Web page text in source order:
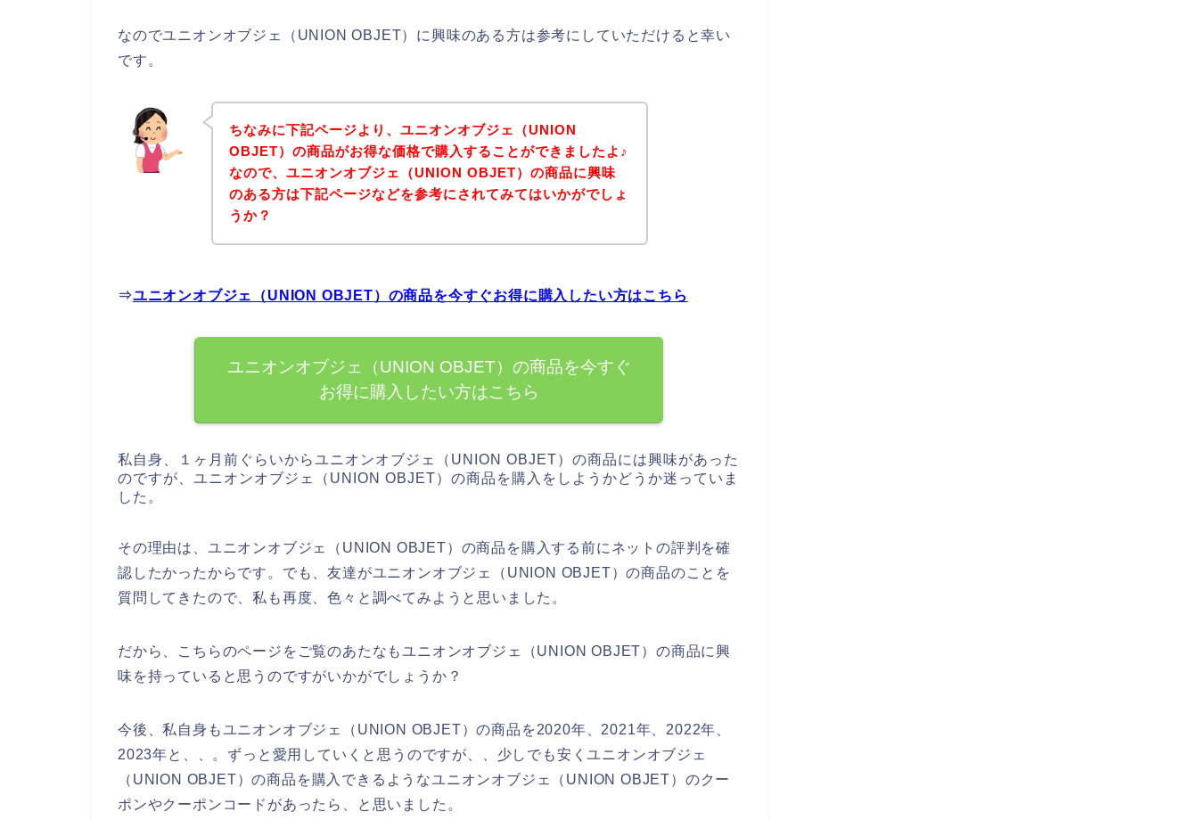
なのでユニオンオブジェ（UNION OBJET）に興味のある方は参考にしていただけると幸い
です。
ちなみに下記ページより、ユニオンオブジェ（UNION
OBJET）の商品がお得な価格で購入することができましたよ♪
なので、ユニオンオブジェ（UNION OBJET）の商品に興味
のある方は下記ページなどを参考にされてみてはいかがでしょ
うか？
⇒ユニオンオブジェ（UNION OBJET）の商品を今すぐお得に購入したい方はこちら
ユニオンオブジェ（UNION OBJET）の商品を今すぐ
お得に購入したい方はこちら
私自身、１ヶ月前ぐらいからユニオンオブジェ（UNION OBJET）の商品には興味があった
のですが、ユニオンオブジェ（UNION OBJET）の商品を購入をしようかどうか迷っていま
した。
その理由は、ユニオンオブジェ（UNION OBJET）の商品を購入する前にネットの評判を確
認したかったからです。でも、友達がユニオンオブジェ（UNION OBJET）の商品のことを
質問してきたので、私も再度、色々と調べてみようと思いました。
だから、こちらのページをご覧のあたなもユニオンオブジェ（UNION OBJET）の商品に興
味を持っていると思うのですがいかがでしょうか？
今後、私自身もユニオンオブジェ（UNION OBJET）の商品を2020年、2021年、2022年、
2023年と、、。ずっと愛用していくと思うのですが、、少しでも安くユニオンオブジェ
（UNION OBJET）の商品を購入できるようなユニオンオブジェ（UNION OBJET）のクー
ポンやクーポンコードがあったら、と思いました。